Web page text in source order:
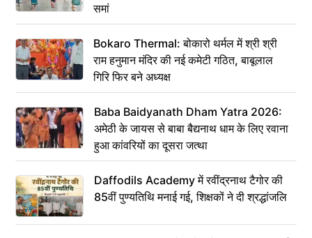
समां
Bokaro Thermal: बोकारो थर्मल में श्री श्री
राम हनुमान मंदिर की नई कमेटी गठित, बाबूलाल
गिरि फिर बने अध्यक्ष
Baba Baidyanath Dham Yatra 2026:
अमेठी के जायस से बाबा बैद्यनाथ धाम के लिए रवाना
हुआ कांवरियों का दूसरा जत्था
Daffodils Academy में रवींद्रनाथ टैगोर की
85वीं पुण्यतिथि मनाई गई, शिक्षकों ने दी श्रद्धांजलि